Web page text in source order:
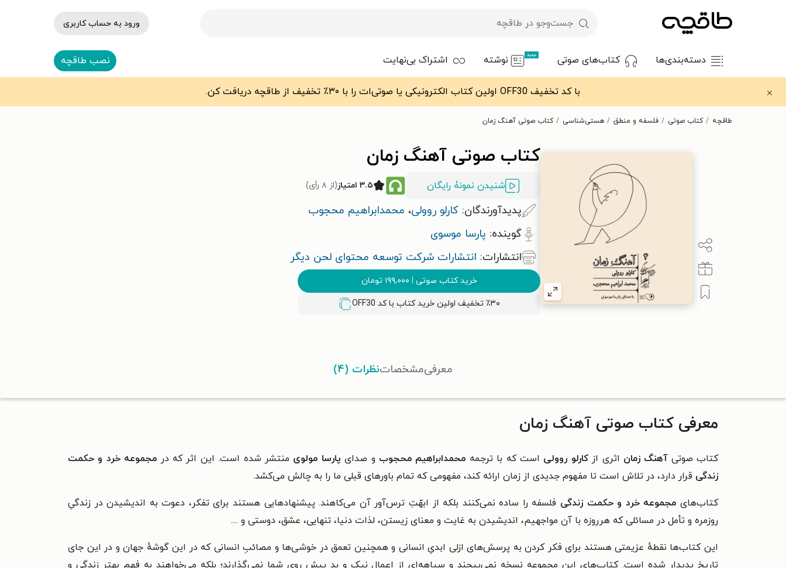
ورود به حساب کاربری
دسته‌بندی‌ها کتاب‌های صوتی جدید نوشته اشتراک بی‌نهایت نصب طاقچه
با کد تخفیف OFF30 اولین کتاب الکترونیکی یا صوتی‌ات را با ۳۰٪ تخفیف از طاقچه دریافت کن.
طاقچه کتاب صوتی فلسفه و منطق هستی‌شناسی کتاب صوتی آهنگ زمان
کتاب صوتی آهنگ زمان
شنیدن نمونۀ رایگان ۳.۵ امتیاز (از ۸ رأی)
پدیدآورندگان: کارلو روولی، محمدابراهیم محجوب
گوینده: پارسا موسوی
انتشارات: انتشارات شرکت توسعه محتوای لحن دیگر
خرید کتاب صوتی | ۱۹۹,۰۰۰ تومان
٪۳۰ تخفیف اولین خرید کتاب با کد OFF30
معرفیمشخصاتنظرات (۴)
معرفی کتاب صوتی آهنگ زمان
کتاب صوتی آهنگ زمان اثری ازکارلو روولی است که با ترجمه محمدابراهیم محجوب و صدای پارسا مولوی منتشر شده است. این اثر که در مجموعه خرد و حکمت
زندگی قرار دارد، در تلاش است تا مفهوم جدیدی از زمان ارائه کند، مفهومی که تمام باورهای قبلی ما را به چالش می‌کشد.
کتاب‌های مجموعه خرد و حکمت زندگی فلسفه را ساده نمی‌کنند بلکه از ابهّتِ ترس‌آور آن می‌کاهند. پیشنهادهایی هستند برای تفکر، دعوت به اندیشیدن در زندگیِ
روزمره و تأمل در مسائلی که هرروزه با آن مواجهیم، اندیشیدن به غایت و معنای زیستن، لذات دنیا، تنهایی، عشق، دوستی و ....
این کتاب‌ها نقطهٔ عزیمتی هستند برای فکر کردن به پرسش‌های ازلی ابدیِ انسانی و همچنین تعمق در خوشی‌ها و مصائبِ انسانی که در این گوشهٔ جهان و در این جای
تاریخ پدیدار شده است. کتاب‌های این مجموعه نسخه نمی‌پیچند و سیاهه‌ای از اعمال نیک و بد پیش روی شما نمی‌گذارند؛ بلکه می‌خواهند به فهم بهتر زندگی و